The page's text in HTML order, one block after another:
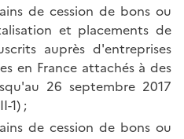
de cession de bons ou
et placements de
auprès d'entreprises
en France attachés à des
26 septembre 2017
1) ;
de cession de bons ou